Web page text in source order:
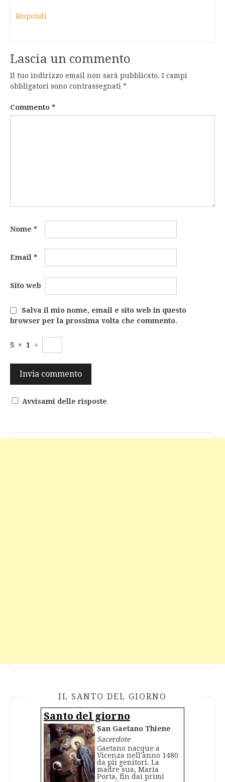
Rispondi
Lascia un commento
Il tuo indirizzo email non sarà pubblicato. I campi
obbligatori sono contrassegnati *
Commento *
Nome *
Email *
Sito web
Salva il mio nome, email e sito web in questo
browser per la prossima volta che commento.
5 × 1 =
Avvisami delle risposte
IL SANTO DEL GIORNO
Santo del giorno
San Gaetano Thiene
Sacerdote
Gaetano nacque a
Vicenza nell'anno 1480
da pii genitori. La
madre sua, Maria
Porta, fin dai primi